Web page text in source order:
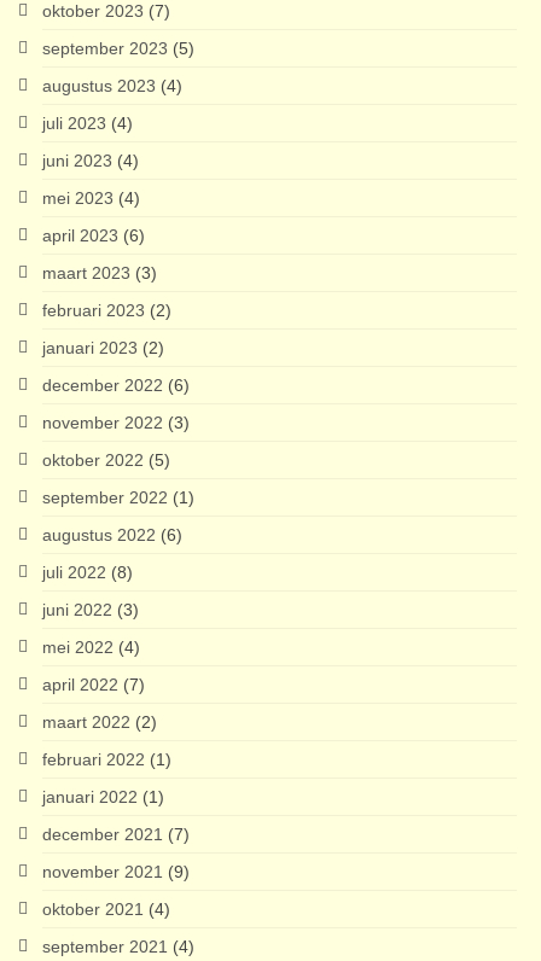
oktober 2023 (7)
september 2023 (5)
augustus 2023 (4)
juli 2023 (4)
juni 2023 (4)
mei 2023 (4)
april 2023 (6)
maart 2023 (3)
februari 2023 (2)
januari 2023 (2)
december 2022 (6)
november 2022 (3)
oktober 2022 (5)
september 2022 (1)
augustus 2022 (6)
juli 2022 (8)
juni 2022 (3)
mei 2022 (4)
april 2022 (7)
maart 2022 (2)
februari 2022 (1)
januari 2022 (1)
december 2021 (7)
november 2021 (9)
oktober 2021 (4)
september 2021 (4)